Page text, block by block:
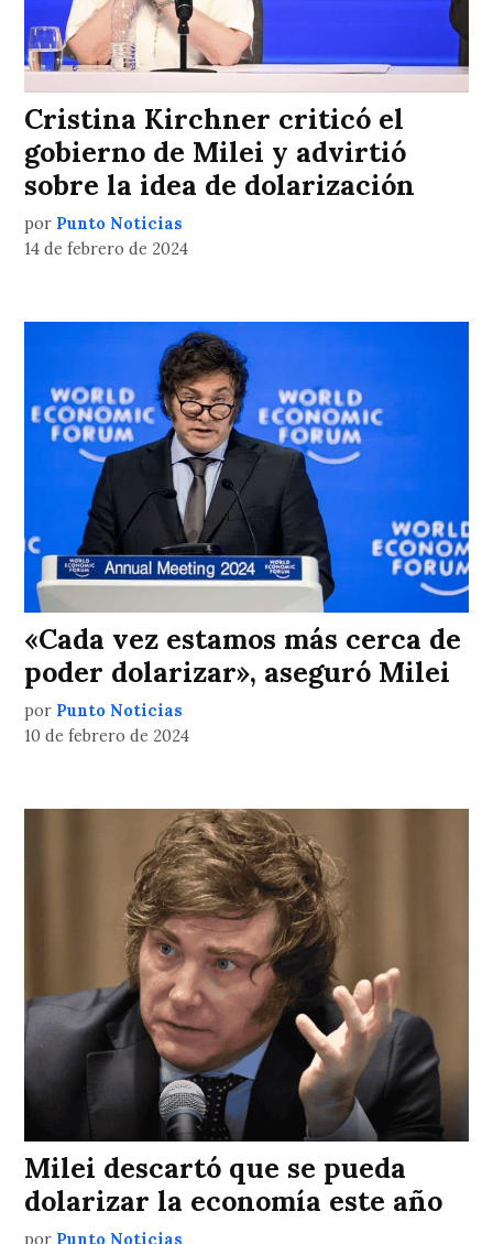
Cristina Kirchner criticó el
gobierno de Milei y advirtió
sobre la idea de dolarización
por Punto Noticias
14 de febrero de 2024
«Cada vez estamos más cerca de
poder dolarizar», aseguró Milei
por Punto Noticias
10 de febrero de 2024
Milei descartó que se pueda
dolarizar la economía este año
por Punto Noticias